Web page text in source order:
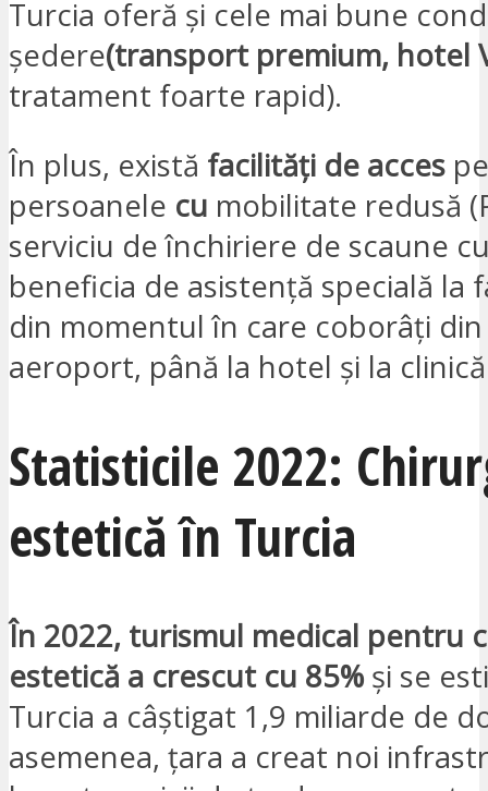
Turcia oferă și cele mai bune
ședere(transport premium, hotel
tratament foarte rapid).
În plus, există facilități de acces
persoanele cu mobilitate redusă
serviciu de închiriere de scaune
beneficia de asistență specială la
din momentul în care coborâți
aeroport, până la hotel și la
Statisticile 2022:
estetică în Turcia
În 2022, turismul medical pentru
estetică a crescut cu 85% și se
Turcia a câștigat 1,9 miliarde de
asemenea, țara a creat noi